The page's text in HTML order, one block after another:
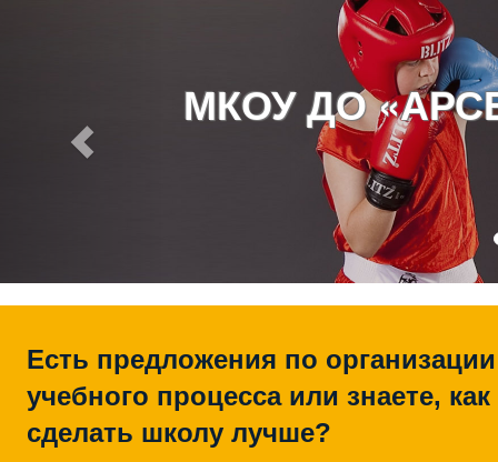
МКОУ ДО
Есть предложения по организации
учебного процесса или знаете, как
сделать школу лучше?